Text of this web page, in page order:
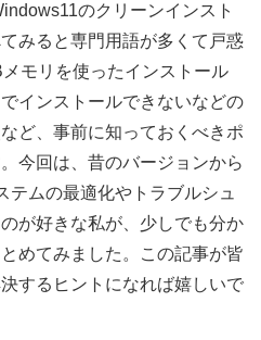
のクリーンインスト
みると専門用語が多くて戸惑
モリを使ったインストール
インストールできないなどの
ど、事前に知っておくべきポ
今回は、昔のバージョンから
ムの最適化やトラブルシュ
が好きな私が、少しでも分か
めてみました。この記事が皆
するヒントになれば嬉しいで